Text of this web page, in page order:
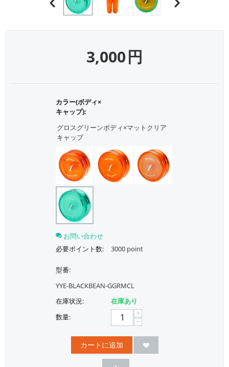
3,000円
カラー(ボディ×
キャップ):
グロスグリーンボディ×マットクリア
キャップ
お問い合わせ
必要ポイント数:
3000 point
型番:
YYE-BLACKBEAN-GGRMCL
在庫状況:
在庫あり
数量:
+
−
カートに追加